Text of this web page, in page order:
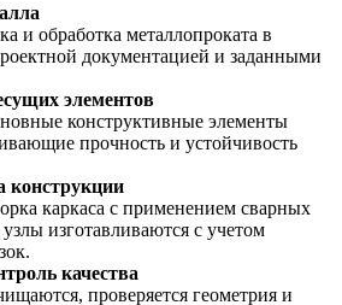
и обработка металлопроката в
документацией и заданными
элементов
конструктивные элементы
прочность и устойчивость
конструкции
каркаса с применением сварных
изготавливаются с учетом
качества
проверяется геометрия и